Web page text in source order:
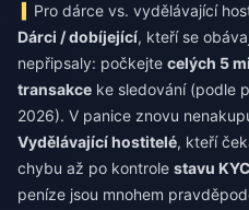
Pro dárce vs. vydělávající
Dárci / dobíjející, kteří se
nepřipsaly: počkejte celých 5
transakce ke sledování (podle
2026). V panice znovu
Vydělávající hostitelé, kteří
chybu až po kontrole stavu KYC
peníze jsou mnohem